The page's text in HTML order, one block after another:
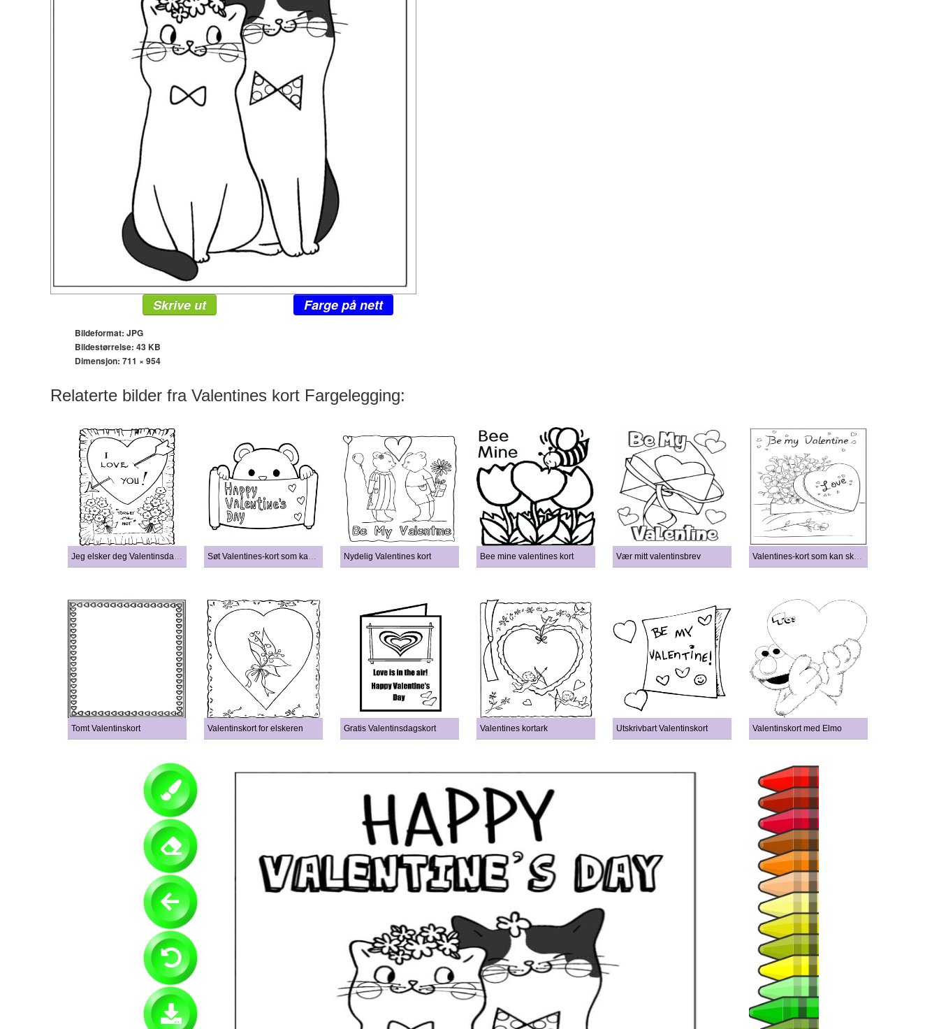
Skrive ut Farge på nett
Bildeformat: JPG
Bildestørrelse: 43 KB
Dimensjon: 711 × 954
Relaterte bilder fra Valentines kort Fargelegging:
Jeg elsker deg Valentinsdagskort Søt Valentines-kort som kan skrives ut Nydelig Valentines kort Bee mine valentines kort Vær mitt valentinsbrev Valentines-kort som kan skrives ut
Tomt Valentinskort Valentinskort for elskeren Gratis Valentinsdagskort Valentines kortark Utskrivbart Valentinskort Valentinskort med Elmo